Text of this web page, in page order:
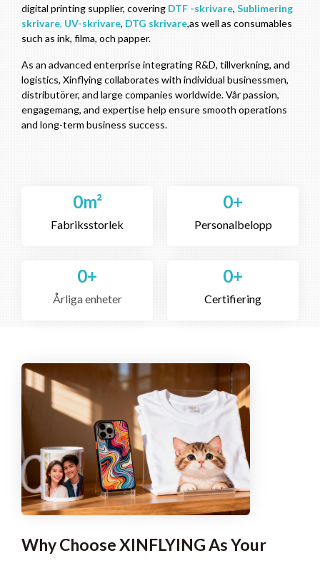
digital printing supplier, covering DTF -skrivare, Sublimering
skrivare, UV-skrivare, DTG skrivare,as well as consumables
such as ink, filma, och papper.
As an advanced enterprise integrating R&D, tillverkning, and
logistics, Xinflying collaborates with individual businessmen,
distributörer, and large companies worldwide. Vår passion,
engagemang, and expertise help ensure smooth operations
and long-term business success.
Fabriksstorlek
0m²
Personalbelopp
0+
Årliga enheter
0+
Certifiering
0+
Why Choose XINFLYING As Your